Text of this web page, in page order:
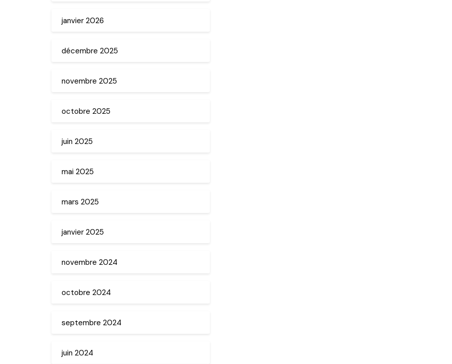
janvier 2026
décembre 2025
novembre 2025
octobre 2025
juin 2025
mai 2025
mars 2025
janvier 2025
novembre 2024
octobre 2024
septembre 2024
juin 2024